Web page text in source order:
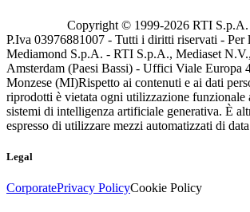
Copyright © 1999-2026 RTI
P.Iva 03976881007 - Tutti i diritti riservati - Per
Mediamond S.p.A. - RTI S.p.A., Mediaset
Amsterdam (Paesi Bassi) - Uffici Viale Europa
Monzese (MI)Rispetto ai contenuti e ai dati
riprodotti è vietata ogni utilizzazione funzionale
sistemi di intelligenza artificiale generativa. È
espresso di utilizzare mezzi automatizzati di
Legal
CorporatePrivacy PolicyCookie Policy